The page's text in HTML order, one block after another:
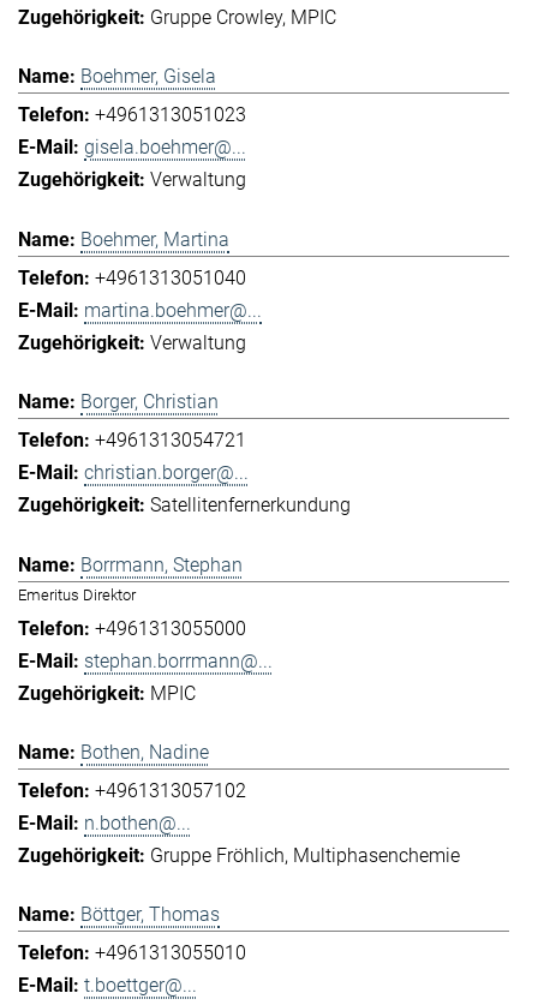
Gruppe Crowley MPIC
Boehmer, Gisela
+4961313051023
gisela.boehmer@...
Verwaltung
Boehmer, Martina
+4961313051040
martina.boehmer@...
Verwaltung
Borger, Christian
+4961313054721
christian.borger@...
Satellitenfernerkundung
Borrmann, Stephan
Emeritus Direktor
+4961313055000
stephan.borrmann@...
MPIC
Bothen, Nadine
+4961313057102
n.bothen@...
Gruppe Fröhlich Multiphasenchemie
Böttger, Thomas
+4961313055010
t.boettger@...